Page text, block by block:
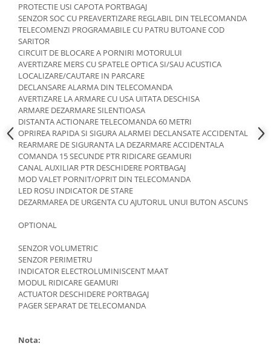
PROTECTIE USI CAPOTA PORTBAGAJ
SENZOR SOC CU PREAVERTIZARE REGLABIL DIN TELECOMANDA
TELECOMENZI PROGRAMABILE CU PATRU BUTOANE COD
SARITOR
CIRCUIT DE BLOCARE A PORNIRI MOTORULUI
AVERTIZARE MERS CU SPATELE OPTICA SI/SAU ACUSTICA
LOCALIZARE/CAUTARE IN PARCARE
DECLANSARE ALARMA DIN TELECOMANDA
AVERTIZARE LA ARMARE CU USA UITATA DESCHISA
ARMARE DEZARMARE SILENTIOASA
DISTANTA ACTIONARE TELECOMANDA 60 METRI
OPRIREA RAPIDA SI SIGURA ALARMEI DECLANSATE ACCIDENTAL
REARMARE DE SIGURANTA LA DEZARMARE ACCIDENTALA
COMANDA 15 SECUNDE PTR RIDICARE GEAMURI
CANAL AUXILIAR PTR DESCHIDERE PORTBAGAJ
MOD VALET PORNIT/OPRIT DIN TELECOMANDA
LED ROSU INDICATOR DE STARE
DEZARMAREA DE URGENTA CU AJUTORUL UNUI BUTON ASCUNS
OPTIONAL
SENZOR VOLUMETRIC
SENZOR PERIMETRU
INDICATOR ELECTROLUMINISCENT MAAT
MODUL RIDICARE GEAMURI
ACTUATOR DESCHIDERE PORTBAGAJ
PAGER SEPARAT DE TELECOMANDA
Nota: